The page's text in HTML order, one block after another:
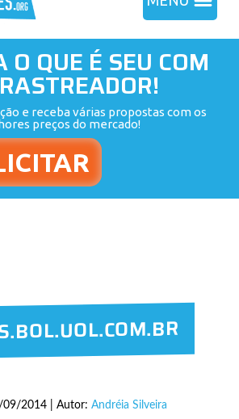
O QUE É SEU COM
e receba várias propostas com os
preços do mercado!
09/2014 | Autor: Andréia Silveira